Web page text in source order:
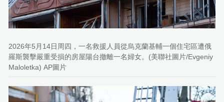
2026年5月14日周四，一名救援人員從烏克蘭基輔一個住宅區遭俄
羅斯襲擊嚴重受損的房屋陽台撤離一名婦女。(美聯社圖片/Evgeniy
Maloletka) AP圖片